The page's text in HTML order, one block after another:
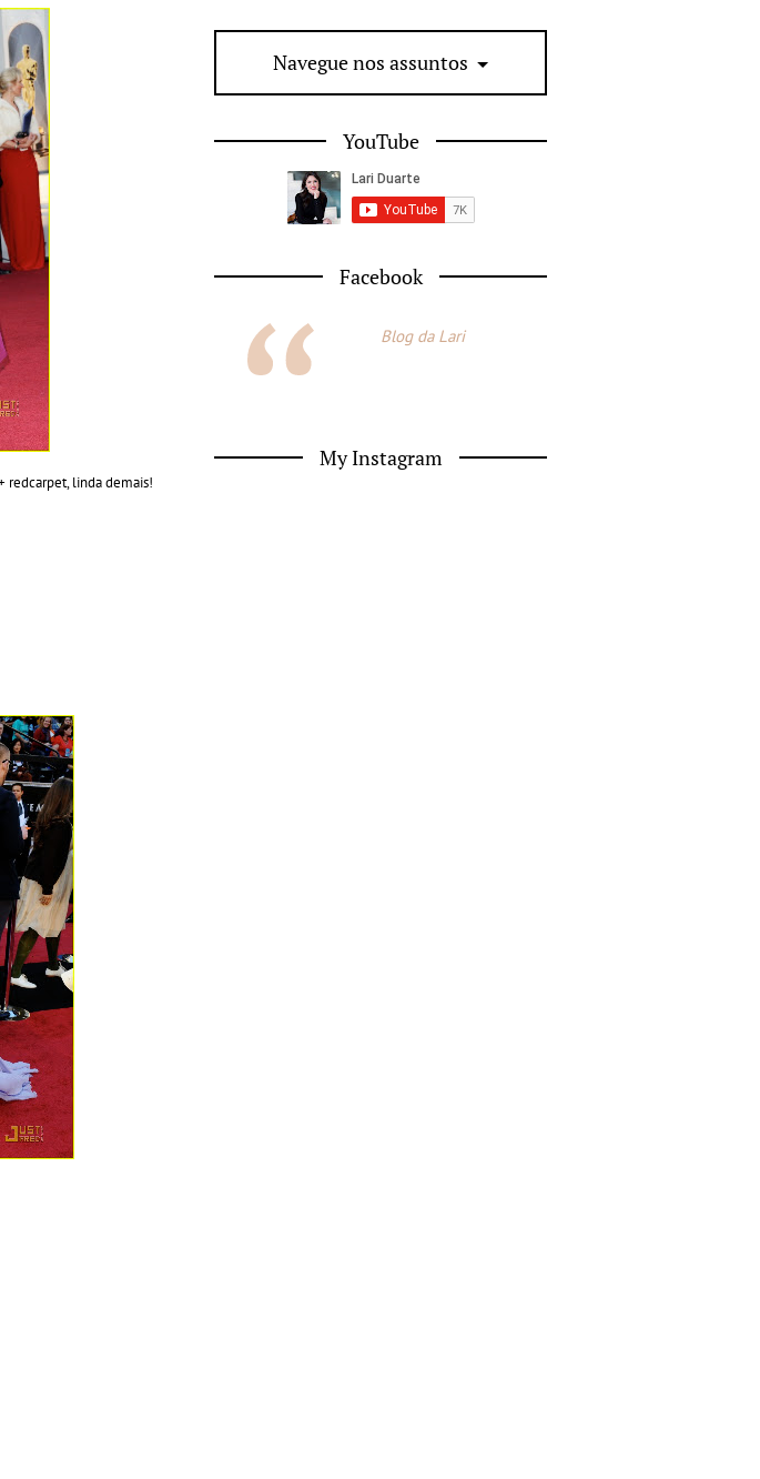
redcarpet, linda demais!
Navegue nos assuntos
YouTube
Facebook
Blog da Lari
My Instagram